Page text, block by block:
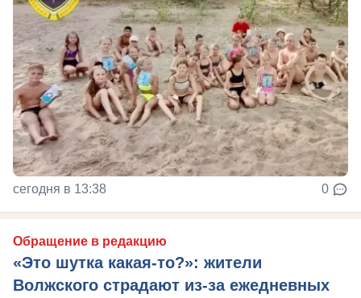
сегодня в 13:38 0
Обращение в редакцию
«Это шутка какая-то?»: жители
Волжского страдают из‑за ежедневных